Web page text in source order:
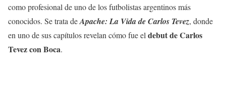
como profesional de uno de los futbolistas argentinos más
conocidos. Se trata deApache: La Vida de Carlos Tevez, donde
en uno de sus capítulos revelan cómo fue el debut de Carlos
Tevez con Boca.